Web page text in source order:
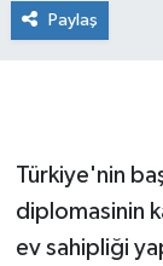
Paylaş
Türkiye'nin
diplomasinin
ev sahipliği